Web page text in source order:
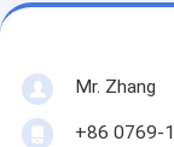
हमसे संपर्क करें
Mr. Zhang
+86 0769-